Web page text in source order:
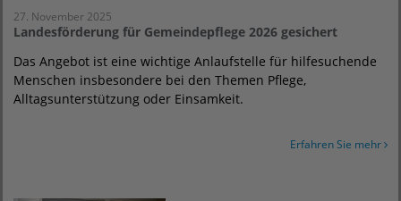
27. November 2025
Landesförderung für Gemeindepflege 2026 gesichert
Das Angebot ist eine wichtige Anlaufstelle für hilfesuchende
Menschen insbesondere bei den Themen Pflege,
Alltagsunterstützung oder Einsamkeit.
Erfahren Sie mehr